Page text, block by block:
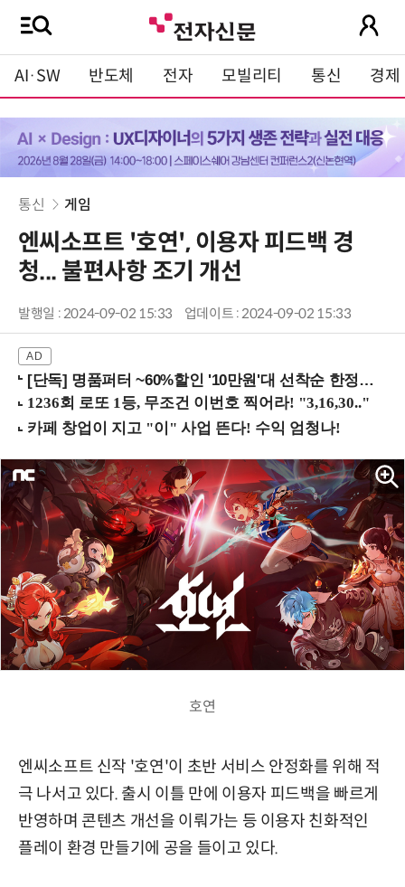
AI·SW 반도체 전자 모빌리티 통신 경제
통신 게임
엔씨소프트 '호연', 이용자 피드백 경
청... 불편사항 조기 개선
발행일 : 2024-09-02 15:33 업데이트 : 2024-09-02 15:33
[단독] 명품퍼터 ~60%할인 '10만원'대 선착순 한정판매!
호연
엔씨소프트 신작 '호연'이 초반 서비스 안정화를 위해 적
극 나서고 있다. 출시 이틀 만에 이용자 피드백을 빠르게
반영하며 콘텐츠 개선을 이뤄가는 등 이용자 친화적인
플레이 환경 만들기에 공을 들이고 있다.